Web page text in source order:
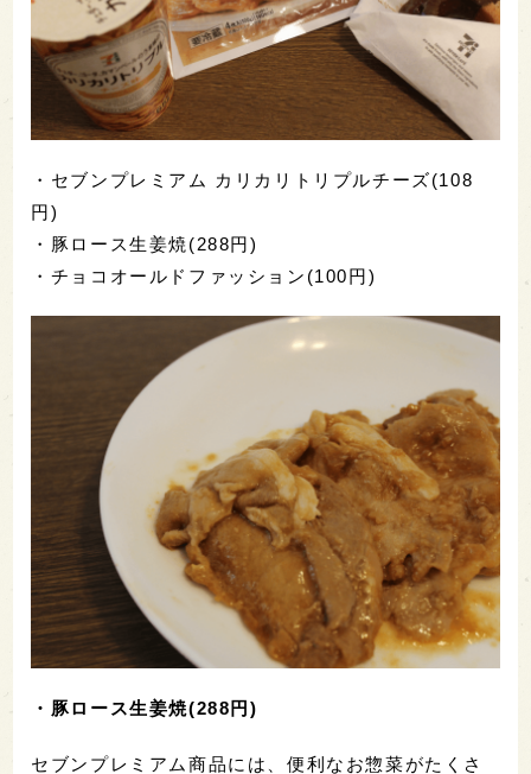
ていきます。口の中のお酒の味も、ほろ酔い気分も
押し流されていく感覚が心地よいです。
もっと“セブン晩酌”を楽しみたくて欲張りに買い
足した！
セブンイレブンで買ったおつまみ各種を食べるたび
に、1本のお酒がさまざまな表情を見せてくれたのが
面白かったので、欲張ってもう少しおつまみを買い
円)